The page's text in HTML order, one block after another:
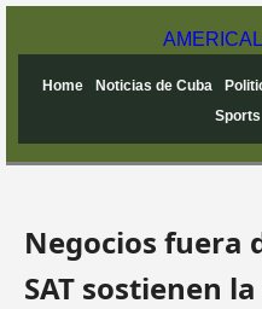
AMERICA
Home Noticias de Cuba
Sports
Negocios fuera
SAT sostienen